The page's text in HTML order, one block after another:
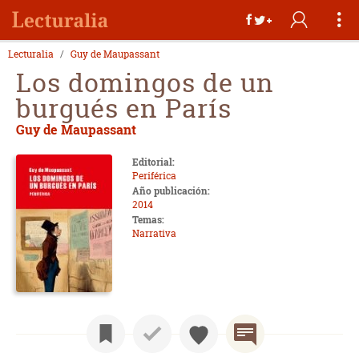
Lecturalia Guy de Maupassant
Los domingos de un
burgués en París
Guy de Maupassant
Editorial:
Periférica
Año publicación:
2014
Temas:
Narrativa